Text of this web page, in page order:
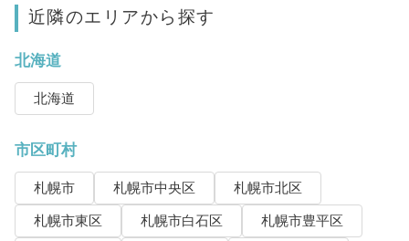
近隣のエリアから探す
北海道
北海道
市区町村
札幌市 札幌市中央区
札幌市北区
札幌市東区
札幌市白石区
札幌市豊平区